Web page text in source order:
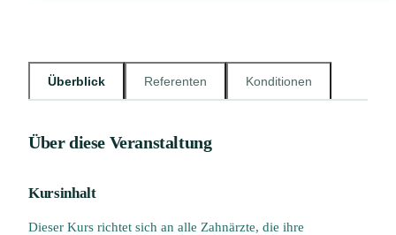
Überblick Referenten Konditionen
Über diese Veranstaltung
Kursinhalt
Dieser Kurs richtet sich an alle Zahnärzte, die ihre